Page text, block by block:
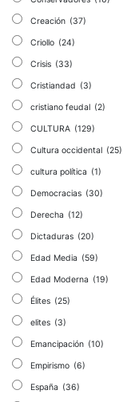
Creación (37)
Criollo (24)
Crisis (33)
Cristiandad (3)
cristiano feudal (2)
CULTURA (129)
Cultura occidental (25)
cultura política (1)
Democracias (30)
Derecha (12)
Dictaduras (20)
Edad Media (59)
Edad Moderna (19)
Élites (25)
elites (3)
Emancipación (10)
Empirismo (6)
España (36)